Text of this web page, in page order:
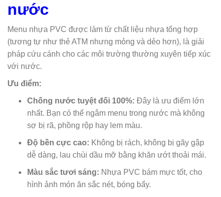
nước
Menu nhựa PVC được làm từ chất liệu nhựa tổng hợp
(tương tự như thẻ ATM nhưng mỏng và dẻo hơn), là giải
pháp cứu cánh cho các môi trường thường xuyên tiếp xúc
với nước.
Ưu điểm:
Chống nước tuyệt đối 100%: Đây là ưu điểm lớn
nhất. Bạn có thể ngâm menu trong nước mà không
sợ bị rã, phồng rộp hay lem màu.
Độ bền cực cao: Không bị rách, không bị gãy gập
dễ dàng, lau chùi dầu mỡ bằng khăn ướt thoải mái.
Màu sắc tươi sáng: Nhựa PVC bám mực tốt, cho
hình ảnh món ăn sắc nét, bóng bẩy.